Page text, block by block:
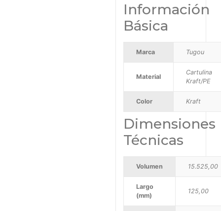
Información
Básica
Marca Tugou
Material
Cartulina
Kraft/PE
Color Kraft
Dimensiones
Técnicas
Volumen 15.525,00
Largo
(mm)
125,00